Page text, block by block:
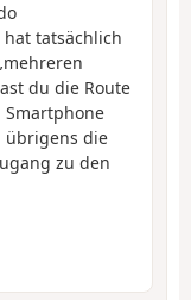
tatsächlich
du die Route
übrigens die
zu den